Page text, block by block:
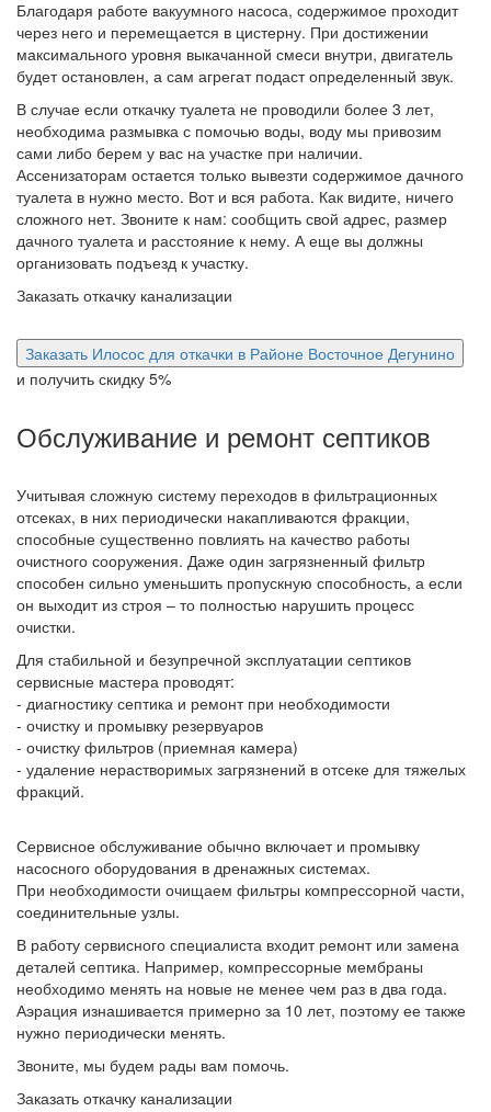
Благодаря работе вакуумного насоса, содержимое проходит
через него и перемещается в цистерну. При достижении
максимального уровня выкачанной смеси внутри, двигатель
будет остановлен, а сам агрегат подаст определенный звук.
В случае если откачку туалета не проводили более 3 лет,
необходима размывка с помочью воды, воду мы привозим
сами либо берем у вас на участке при наличии.
Ассенизаторам остается только вывезти содержимое дачного
туалета в нужно место. Вот и вся работа. Как видите, ничего
сложного нет. Звоните к нам: сообщить свой адрес, размер
дачного туалета и расстояние к нему. А еще вы должны
организовать подъезд к участку.
Заказать откачку канализации
Заказать Илосос для откачки в Районе Восточное Дегунино
и получить скидку 5%
Обслуживание и ремонт септиков
Учитывая сложную систему переходов в фильтрационных
отсеках, в них периодически накапливаются фракции,
способные существенно повлиять на качество работы
очистного сооружения. Даже один загрязненный фильтр
способен сильно уменьшить пропускную способность, а если
он выходит из строя – то полностью нарушить процесс
очистки.
Для стабильной и безупречной эксплуатации септиков
сервисные мастера проводят:
- диагностику септика и ремонт при необходимости
- очистку и промывку резервуаров
- очистку фильтров (приемная камера)
- удаление нерастворимых загрязнений в отсеке для тяжелых
фракций.
Сервисное обслуживание обычно включает и промывку
насосного оборудования в дренажных системах.
При необходимости очищаем фильтры компрессорной части,
соединительные узлы.
В работу сервисного специалиста входит ремонт или замена
деталей септика. Например, компрессорные мембраны
необходимо менять на новые не менее чем раз в два года.
Аэрация изнашивается примерно за 10 лет, поэтому ее также
нужно периодически менять.
Звоните, мы будем рады вам помочь.
Заказать откачку канализации